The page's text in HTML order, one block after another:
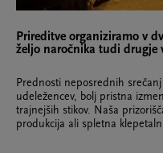
Prireditve organiziramo v
željo naročnika tudi drugje
Prednosti neposrednih
udeležencev, bolj pristna
trajnejših stikov. Naša
produkcija ali spletna